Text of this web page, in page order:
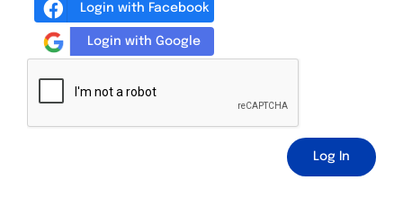
Login with Facebook
Login with Google
Log In